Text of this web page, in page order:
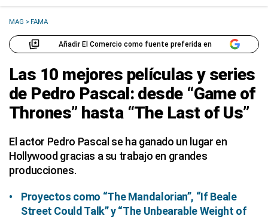
MAG >FAMA
Añadir El Comercio como fuente preferida en
Las 10 mejores películas y series
de Pedro Pascal: desde “Game of
Thrones” hasta “The Last of Us”
El actor Pedro Pascal se ha ganado un lugar en
Hollywood gracias a su trabajo en grandes
producciones.
Proyectos como “The Mandalorian”, “If Beale
Street Could Talk” y “The Unbearable Weight of